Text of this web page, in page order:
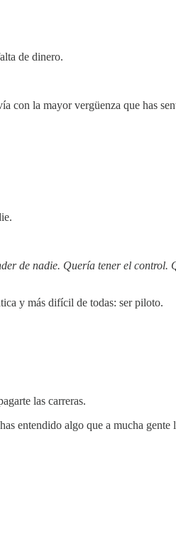
de dinero.
con la mayor vergüenza que has
de nadie. Quería tener el control.
y más difícil de todas: ser piloto.
las carreras.
entendido algo que a mucha gente